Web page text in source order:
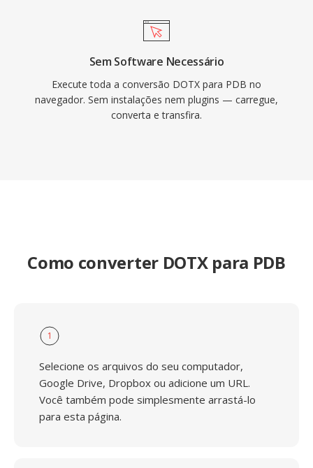
Sem Software Necessário
Execute toda a conversão DOTX para PDB no
navegador. Sem instalações nem plugins — carregue,
converta e transfira.
Como converter DOTX para PDB
1
Selecione os arquivos do seu computador,
Google Drive, Dropbox ou adicione um URL.
Você também pode simplesmente arrastá-lo
para esta página.